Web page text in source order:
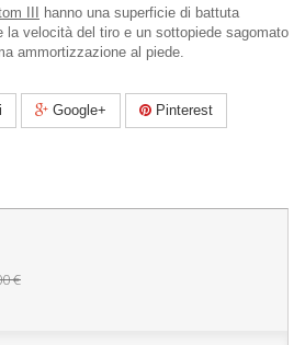
III
hanno una superficie di battuta
la velocità del tiro e un sottopiede sagomato
ammortizzazione al piede.
Google+ Pinterest
€